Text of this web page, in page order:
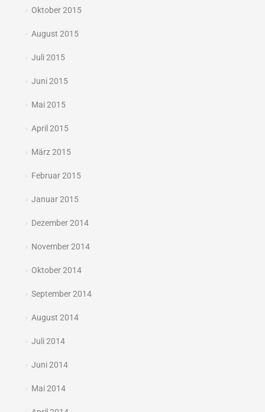
Oktober 2015
August 2015
Juli 2015
Juni 2015
Mai 2015
April 2015
März 2015
Februar 2015
Januar 2015
Dezember 2014
November 2014
Oktober 2014
September 2014
August 2014
Juli 2014
Juni 2014
Mai 2014